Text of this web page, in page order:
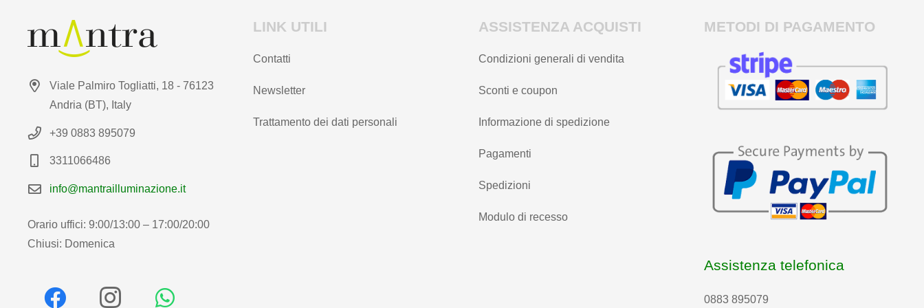
Viale Palmiro Togliatti, 18 - 76123
Andria (BT), Italy
+39 0883 895079
3311066486
info@mantrailluminazione.it
Orario uffici: 9:00/13:00 – 17:00/20:00
Chiusi: Domenica
LINK UTILI
Contatti
Newsletter
Trattamento dei dati personali
ASSISTENZA ACQUISTI
Condizioni generali di vendita
Sconti e coupon
Informazione di spedizione
Pagamenti
Spedizioni
Modulo di recesso
METODI DI PAGAMENTO
Assistenza telefonica
0883 895079